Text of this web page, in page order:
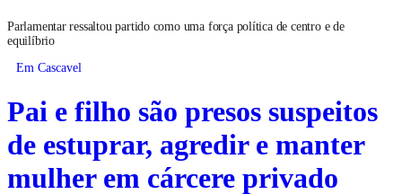
Parlamentar ressaltou partido como uma força política de centro e de
equilíbrio
Em Cascavel
Pai e filho são presos suspeitos
de estuprar, agredir e manter
mulher em cárcere privado